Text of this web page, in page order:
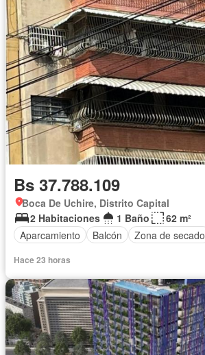
Bs 37.788.109
Boca De Uchire, Distrito Capital
2 Habitaciones
1 Baño
62 m²
Aparcamiento
Balcón Zona de secado
Hace 23 horas